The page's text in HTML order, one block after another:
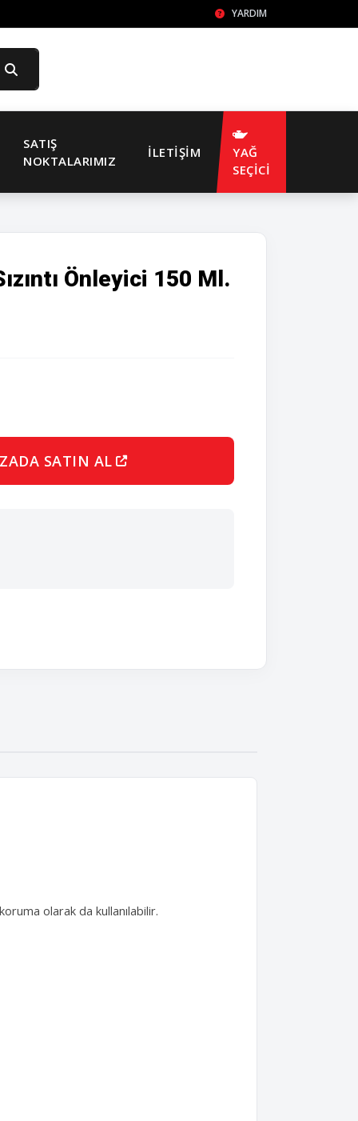
YARDIM
SATIŞ
NOKTALARIMIZ
İLETIŞIM
YAĞ
SEÇİCİ
Önleyici 150 Ml.
SATIN AL
olarak da kullanılabilir.